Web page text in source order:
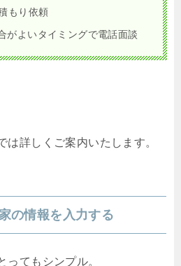
もり依頼
がよいタイミングで電話面談
は詳しくご案内いたします。
の情報を入力する
ってもシンプル。